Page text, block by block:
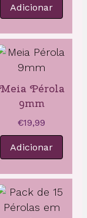
Adicionar
Pérola
9mm
€19,99
Adicionar